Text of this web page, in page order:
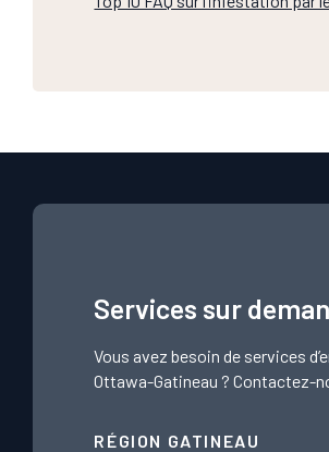
Services sur
Vous avez besoin de services
Ottawa-Gatineau ?Contactez-
RÉGION GATINEAU